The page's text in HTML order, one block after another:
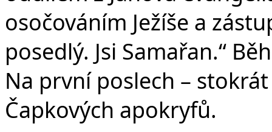
osočováním Ježíše a
posedlý. Jsi Samařan.“
Na první poslech –
Čapkových apokryfů.